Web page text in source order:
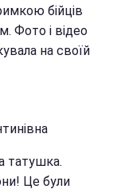
бійців
Фото і відео
на своїй
татушка.
Це були